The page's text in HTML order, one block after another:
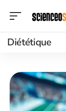
Diététique